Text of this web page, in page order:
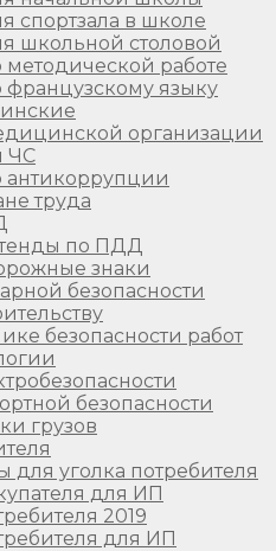
спортзала в школе
школьной столовой
работе
французскому языку
организации
ЧС
антикоррупции
труда
по ПДД
знаки
безопасности
безопасности работ
безопасности
грузов
для уголка потребителя
для ИП
2019
для ИП